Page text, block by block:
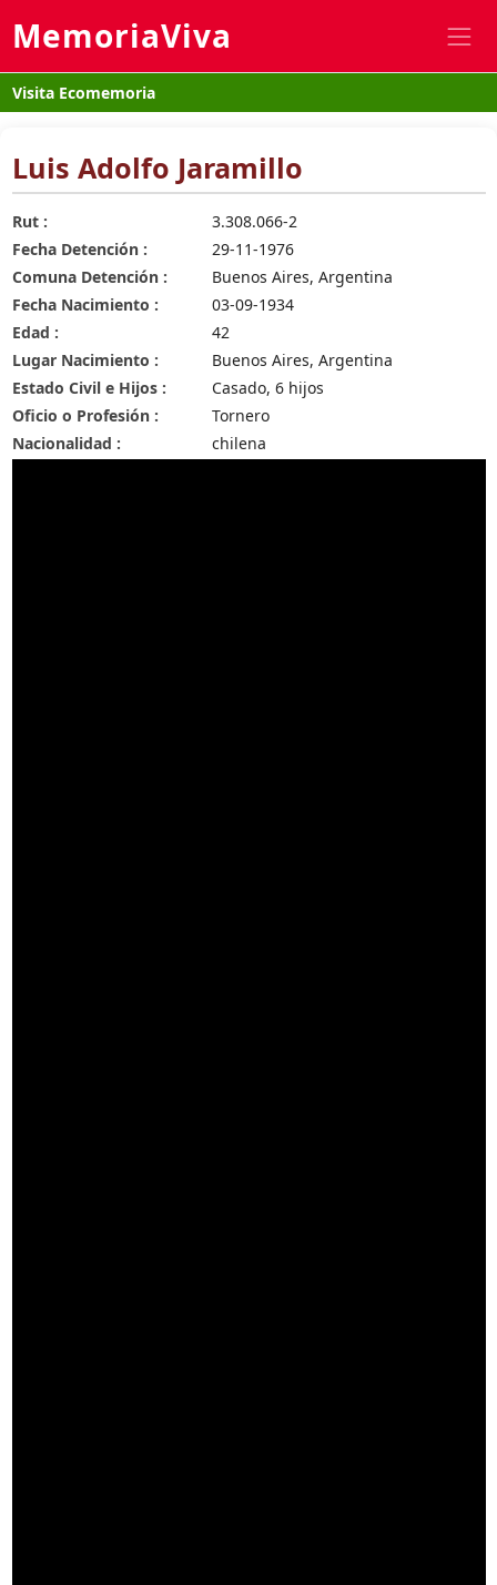
MemoriaViva
Visita Ecomemoria
Luis Adolfo Jaramillo
Rut :
3.308.066-2
Fecha Detención :
29-11-1976
Comuna Detención :
Buenos Aires, Argentina
Fecha Nacimiento :
03-09-1934
Edad :
42
Lugar Nacimiento :
Buenos Aires, Argentina
Estado Civil e Hijos :
Casado, 6 hijos
Oficio o Profesión :
Tornero
Nacionalidad :
chilena